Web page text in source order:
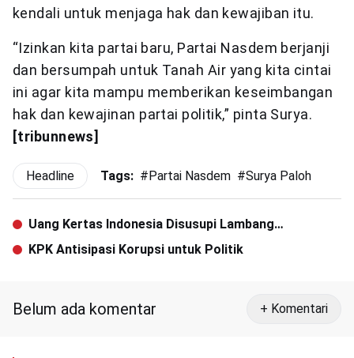
kendali untuk menjaga hak dan kewajiban itu.
“Izinkan kita partai baru, Partai Nasdem berjanji
dan bersumpah untuk Tanah Air yang kita cintai
ini agar kita mampu memberikan keseimbangan
hak dan kewajinan partai politik,” pinta Surya.
[tribunnews]
Headline Tags: #Partai Nasdem #Surya Paloh
Uang Kertas Indonesia Disusupi Lambang
Freemasonry
KPK Antisipasi Korupsi untuk Politik
Belum ada komentar + Komentari